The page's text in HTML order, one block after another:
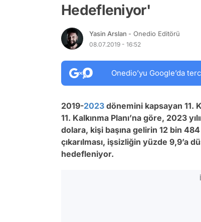
Hedefleniyor'
Yasin Arslan - Onedio Editörü
08.07.2019 - 16:52
Onedio’yu Google’da
2019-2023 dönemini kapsayan 11.
11. Kalkınma Planı’na göre, 2023
dolara, kişi başına gelirin 12 bin
çıkarılması, işsizliğin yüzde 9,9’a
hedefleniyor.